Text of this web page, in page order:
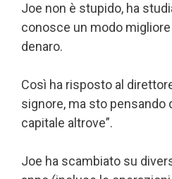
Joe non è stupido, ha
conosce un modo
denaro.
Così ha risposto al
signore, ma sto pensando
capitale altrove”.
Joe ha scambiato su